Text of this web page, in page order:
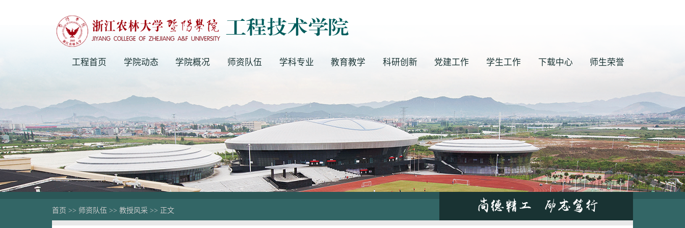
工程首页 学院动态 学院概况 师资队伍 学科专业 教育教学 科研创新 党建工作 学生工作 下载中心 师生荣誉
首页 >> 师资队伍 >> 教授风采 >> 正文